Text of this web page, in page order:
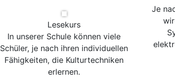
Lesekurs
In unserer Schule können viele
Schüler, je nach ihren individuellen
Fähigkeiten, die Kulturtechniken
erlernen.
Je